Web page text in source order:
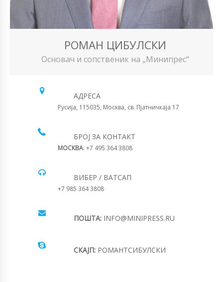
РОМАН ЦИБУЛСКИ
Основач и сопственик на „Минипрес“
АДРЕСА
Русија, 115035, Москва, св. Пјатничкаја 17
БРОЈ ЗА КОНТАКТ
МОСКВА: +7 495 364 3808
ВИБЕР / ВАТСАП
+7 985 364 3808
ПОШТА: INFO@MINIPRESS.RU
СКАЈП: РОМАНТСИБУЛСКИ